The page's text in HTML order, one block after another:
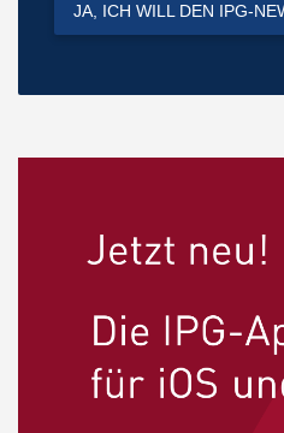
JA, ICH WILL DEN IPG-